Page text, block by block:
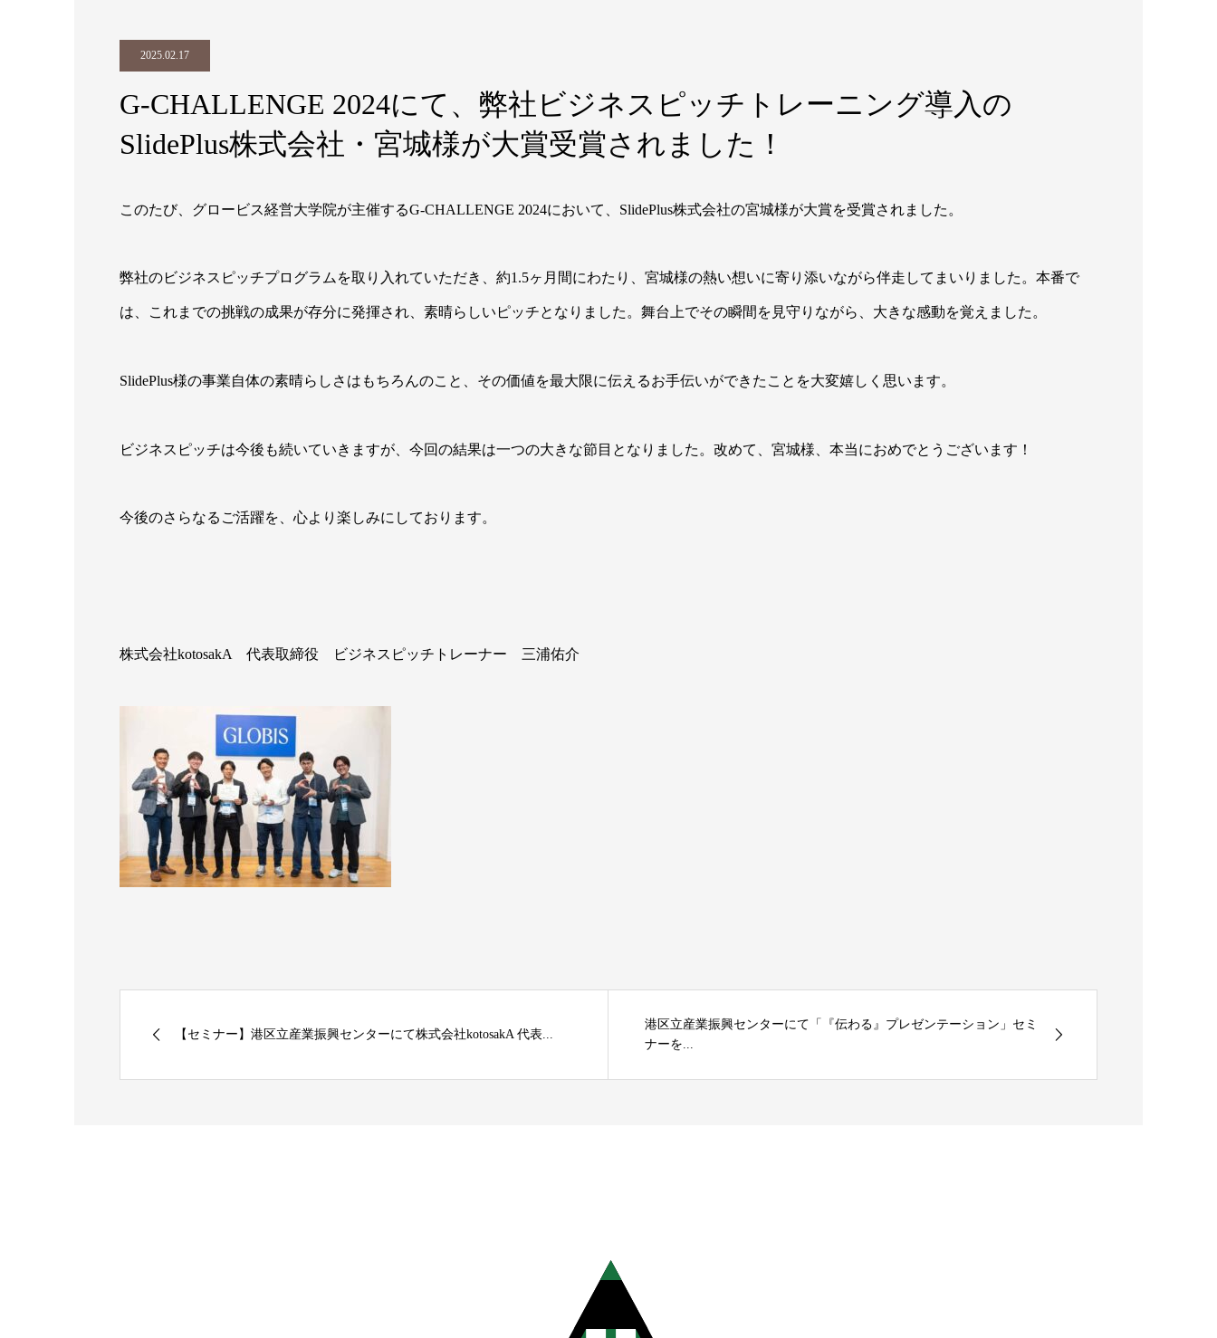
2025.02.17
G-CHALLENGE 2024にて、弊社ビジネスピッチトレーニング導入の
SlidePlus株式会社・宮城様が大賞受賞されました！
このたび、グロービス経営大学院が主催するG-CHALLENGE 2024において、SlidePlus株式会社の宮城様が大賞を受賞されました。
弊社のビジネスピッチプログラムを取り入れていただき、約1.5ヶ月間にわたり、宮城様の熱い想いに寄り添いながら伴走してまいりました。本番で
は、これまでの挑戦の成果が存分に発揮され、素晴らしいピッチとなりました。舞台上でその瞬間を見守りながら、大きな感動を覚えました。
SlidePlus様の事業自体の素晴らしさはもちろんのこと、その価値を最大限に伝えるお手伝いができたことを大変嬉しく思います。
ビジネスピッチは今後も続いていきますが、今回の結果は一つの大きな節目となりました。改めて、宮城様、本当におめでとうございます！
今後のさらなるご活躍を、心より楽しみにしております。
株式会社kotosakA 代表取締役 ビジネスピッチトレーナー 三浦佑介
【セミナー】港区立産業振興センターにて株式会社kotosakA 代表...
港区立産業振興センターにて「『伝わる』プレゼンテーション」セミ
ナーを...